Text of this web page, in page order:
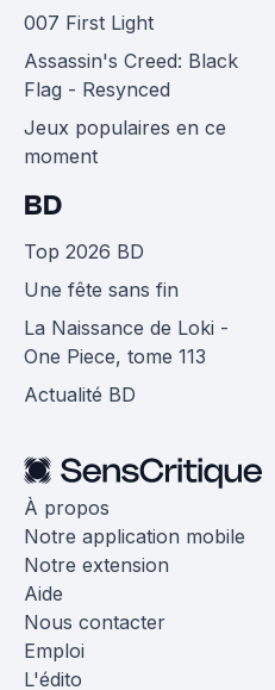
007 First Light
Assassin's Creed: Black
Flag - Resynced
Jeux populaires en ce
moment
BD
Top 2026 BD
Une fête sans fin
La Naissance de Loki -
One Piece, tome 113
Actualité BD
À propos
Notre application mobile
Notre extension
Aide
Nous contacter
Emploi
L'édito